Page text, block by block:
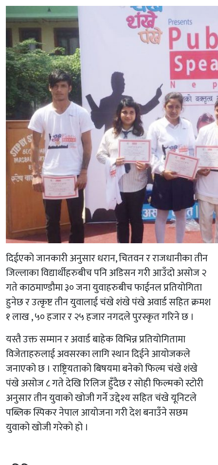
दिईएको जानकारी अनुसार धरान, चितवन र राजधानीका तीन
जिल्लाका विद्यार्थीहरुबीच पनि अडिसन गरी आउँदो असोज २
गते काठमाण्डौमा ३० जना युवाहरुबीच फाईनल प्रतियोगिता
हुनेछ र उत्कृष्ट तीन युवालाई चंखे शंखे पंखे अवार्ड सहित क्रमश
१ लाख , ५० हजार र २५ हजार नगदले पुरस्कृत गरिने छ ।
यस्तै उक्त सम्मान र अवार्ड बाहेक विभिन्न प्रतियोगितामा
विजेताहरुलाई अवसरका लागि स्थान दिईने आयोजकले
जनाएको छ । राष्ट्रियताको बिषयमा बनेको फिल्म चंखे शंखे
पंखे असोज ८ गते देखि रिलिज हुँदैछ र सोही फिल्मको स्टोरी
अनुसार तीन युवाको खोजी गर्ने उद्देश्य सहित चंखे यूनिटले
पब्लिक स्पिकर नेपाल आयोजना गरी देश बनाउँने सछम
युवाको खोजी गरेको हो ।